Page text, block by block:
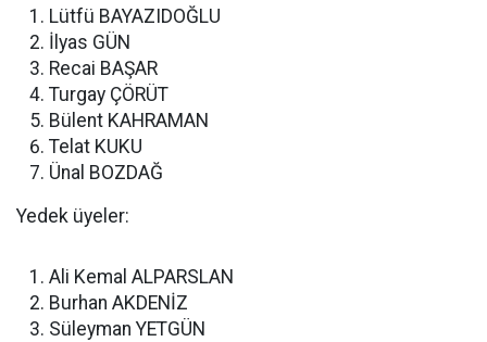
Lütfü BAYAZIDOĞLU
İlyas GÜN
Recai BAŞAR
Turgay ÇÖRÜT
Bülent KAHRAMAN
Telat KUKU
Ünal BOZDAĞ
Yedek üyeler:
Ali Kemal ALPARSLAN
Burhan AKDENİZ
Süleyman YETGÜN